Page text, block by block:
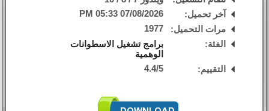
آخر تحميل:
07/08/2026 05:33 PM
مرات التحميل:
1977
الفئة:
برامج تشغيل الاسطوانات
الوهمية
التقييم:
4.4/5